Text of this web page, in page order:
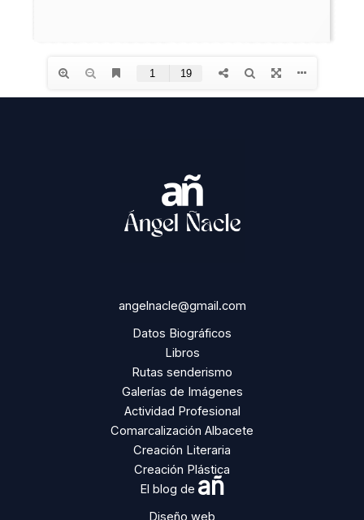
angelnacle@gmail.com
Datos Biográficos
Libros
Rutas senderismo
Galerías de Imágenes
Actividad Profesional
Comarcalización Albacete
Creación Literaria
Creación Plástica
El blog de añ
Diseño web